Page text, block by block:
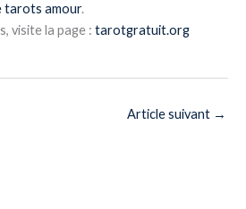
tarots amour.
visite la page : tarotgratuit.org
Article suivant →